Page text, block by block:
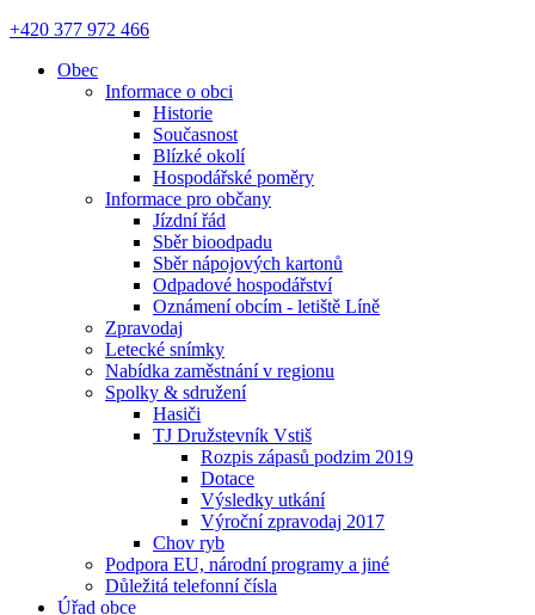
+420 377 972 466
Obec
Informace o obci
Historie
Současnost
Blízké okolí
Hospodářské poměry
Informace pro občany
Jízdní řád
Sběr bioodpadu
Sběr nápojových kartonů
Odpadové hospodářství
Oznámení obcím - letiště Líně
Zpravodaj
Letecké snímky
Nabídka zaměstnání v regionu
Spolky & sdružení
Hasiči
TJ Družstevník Vstiš
Rozpis zápasů podzim 2019
Dotace
Výsledky utkání
Výroční zpravodaj 2017
Chov ryb
Podpora EU, národní programy a jiné
Důležitá telefonní čísla
Úřad obce